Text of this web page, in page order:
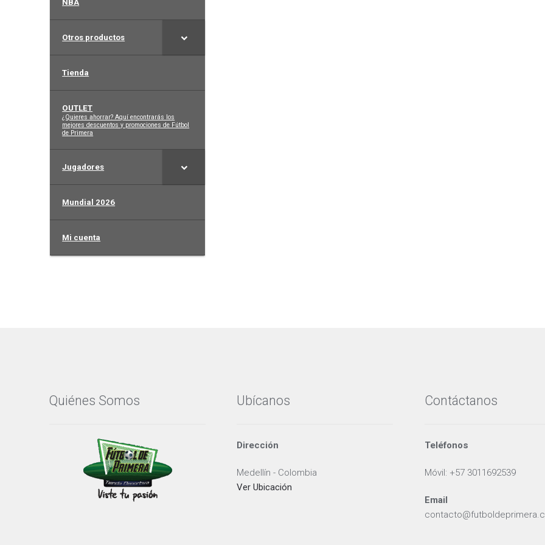
NBA
Otros productos
Tienda
OUTLET
–
¿Quieres ahorrar? Aquí encontrarás los
mejores descuentos y promociones de Fútbol
de Primera
Jugadores
Mundial 2026
Mi cuenta
Quiénes Somos Ubícanos
Dirección
Medellín - Colombia
Ver Ubicación
Contáctanos
Teléfonos
Móvil: +57 3011692539
Email